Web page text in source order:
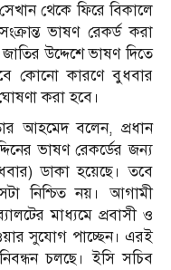
থেকে ফিরে বিকালে
ভাষণ রেকর্ড করা
উদ্দেশে ভাষণ দিতে
কোনো কারণে বুধবার
করা হবে।
আহমেদ বলেন, প্রধান
ভাষণ রেকর্ডের জন্য
ডাকা হয়েছে। তবে
নিশ্চিত নয়। আগামী
মাধ্যমে প্রবাসী ও
সুযোগ পাচ্ছেন। এরই
চলছে। ইসি সচিব